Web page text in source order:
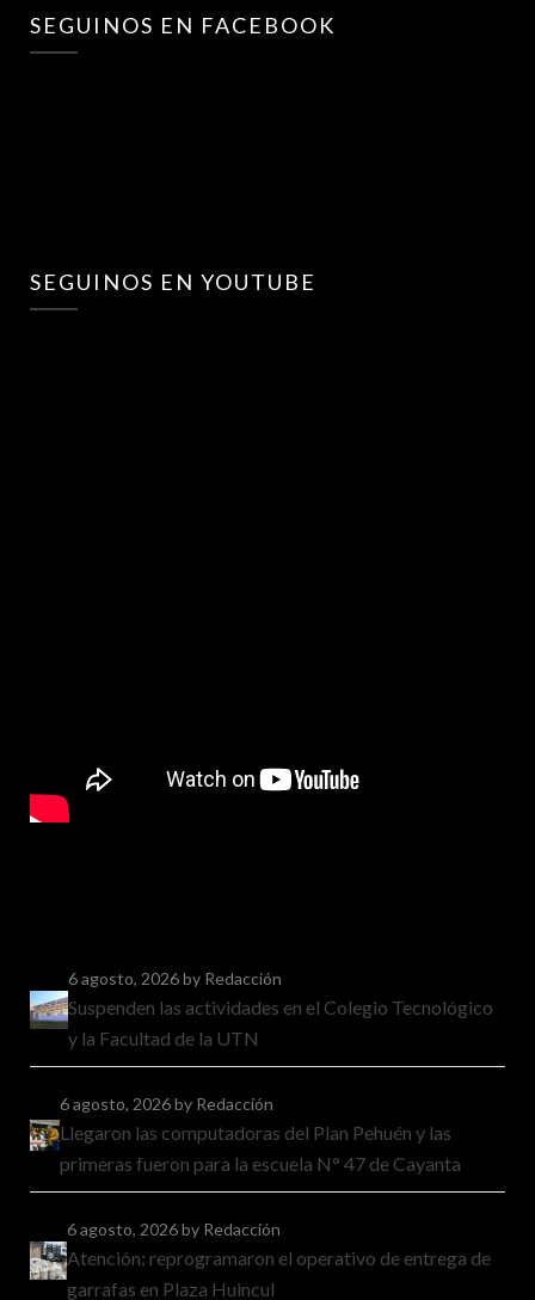
SEGUINOS EN FACEBOOK
SEGUINOS EN YOUTUBE
6 agosto, 2026by Redacción
Suspenden las actividades en el Colegio Tecnológico
y la Facultad de la UTN
6 agosto, 2026by Redacción
Llegaron las computadoras del Plan Pehuén y las
primeras fueron para la escuela N° 47 de Cayanta
6 agosto, 2026by Redacción
Atención: reprogramaron el operativo de entrega de
garrafas en Plaza Huincul